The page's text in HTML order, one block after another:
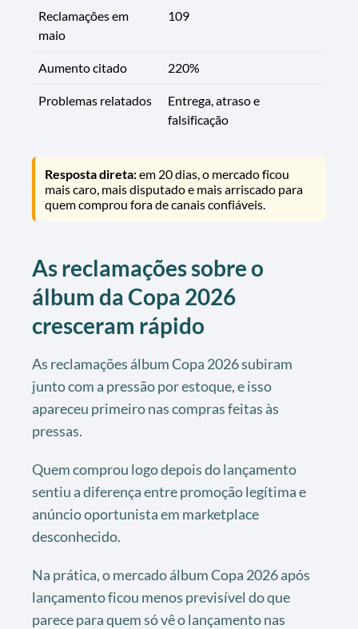
Reclamações em
maio
109
Aumento citado 220%
Problemas relatados
Entrega, atraso e
falsificação
Resposta direta:em 20 dias, o mercado ficou
mais caro, mais disputado e mais arriscado para
quem comprou fora de canais confiáveis.
As reclamações sobre o
álbum da Copa 2026
cresceram rápido
As reclamações álbum Copa 2026 subiram
junto com a pressão por estoque, e isso
apareceu primeiro nas compras feitas às
pressas.
Quem comprou logo depois do lançamento
sentiu a diferença entre promoção legítima e
anúncio oportunista em marketplace
desconhecido.
Na prática, o mercado álbum Copa 2026 após
lançamento ficou menos previsível do que
parece para quem só vê o lançamento nas